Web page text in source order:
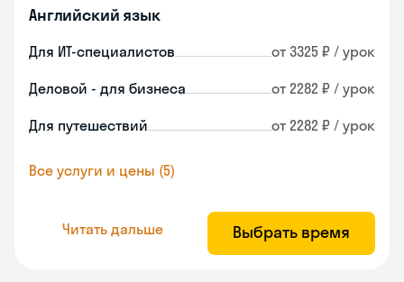
Английский язык
Для ИТ-специалистов от 3325 ₽ / урок
Деловой - для бизнеса от 2282 ₽ / урок
Для путешествий от 2282 ₽ / урок
Все услуги и цены (5)
Читать дальше Выбрать время